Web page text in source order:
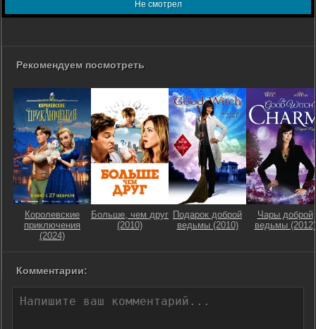
Не смотрел
Рекомендуем посмотреть
Королевские
приключения
(2024)
Больше, чем друг
(2010)
Подарок доброй
ведьмы (2010)
Чары доброй
ведьмы (2012)
Комментарии: